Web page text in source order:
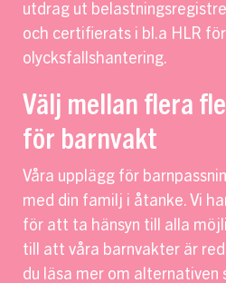
utdrag ut
och certifierats i bl.a HLR
olycksfallshantering.
Välj mellan flera
för barnvakt
Våra upplägg för
med din familj i åtanke. Vi
för att ta hänsyn till alla
till att våra barnvakter är
du läsa mer om alternativen